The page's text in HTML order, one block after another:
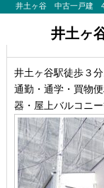
井土ヶ谷 中古一戸建
井土ヶ
井土ヶ谷駅徒歩３
通勤・通学・買物
器・屋上バルコニー